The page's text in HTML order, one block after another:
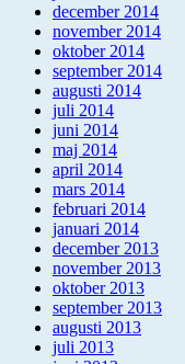
december 2014
november 2014
oktober 2014
september 2014
augusti 2014
juli 2014
juni 2014
maj 2014
april 2014
mars 2014
februari 2014
januari 2014
december 2013
november 2013
oktober 2013
september 2013
augusti 2013
juli 2013